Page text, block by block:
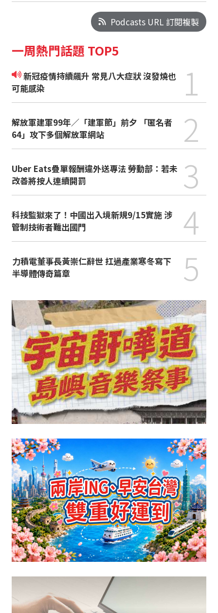
Podcasts URL 訂閱複製
一周熱門話題 TOP5
新冠疫情持續飆升 常見八大症狀 沒發燒也
可能感染
1
解放軍建軍99年／「建軍節」前夕 「匿名者
64」攻下多個解放軍網站
2
Uber Eats疊單報酬違外送專法 勞動部：若未
改善將按人連續開罰
3
科技監獄來了！中國出入境新規9/15實施 涉
管制技術者難出國門
4
力積電董事長黃崇仁辭世 扛過產業寒冬寫下
半導體傳奇篇章
5